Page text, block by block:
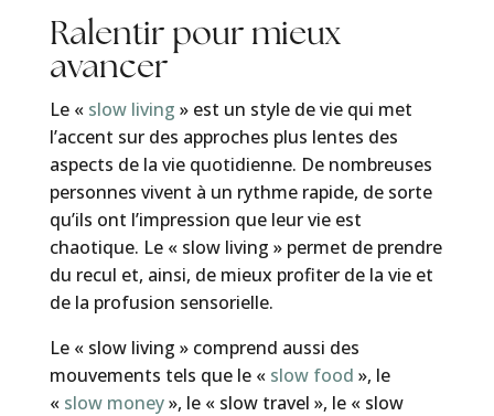
Ralentir pour mieux
avancer
Le « slow living » est un style de vie qui met
l’accent sur des approches plus lentes des
aspects de la vie quotidienne. De nombreuses
personnes vivent à un rythme rapide, de sorte
qu’ils ont l’impression que leur vie est
chaotique. Le « slow living » permet de prendre
du recul et, ainsi, de mieux profiter de la vie et
de la profusion sensorielle.
Le « slow living » comprend aussi des
mouvements tels que le « slow food », le
« slow money», le « slow travel », le « slow